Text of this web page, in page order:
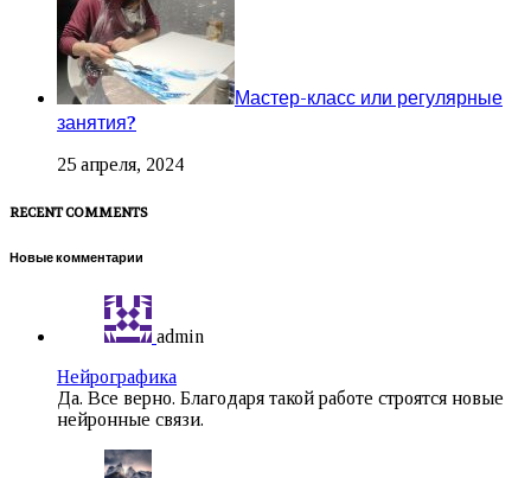
Мастер-класс или регулярные
занятия?
25 апреля, 2024
RECENT COMMENTS
Новые комментарии
admin
Нейрографика
Да. Все верно. Благодаря такой работе строятся новые
нейронные связи.